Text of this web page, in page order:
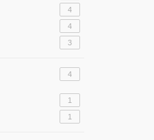
4
4
3
4
1
1